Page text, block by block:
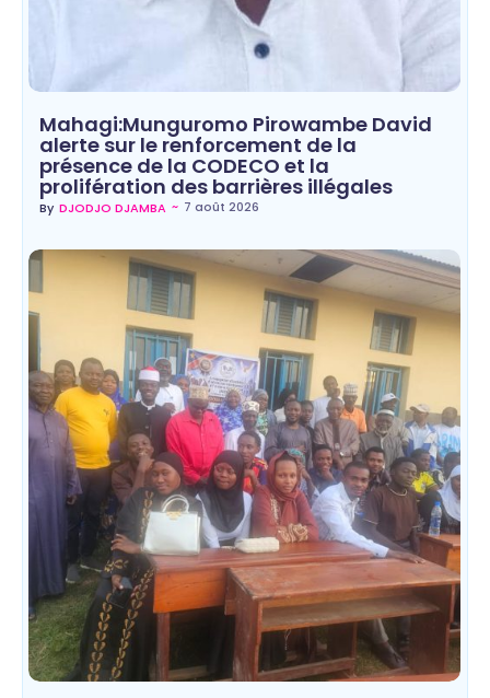
Mahagi:Munguromo Pirowambe David
alerte sur le renforcement de la
présence de la CODECO et la
prolifération des barrières illégales
By DJODJO DJAMBA ~ 7 août 2026